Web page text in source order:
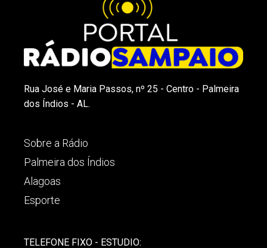
Rua José e Maria Passos, nº 25 - Centro - Palmeira
dos Índios - AL.
Sobre a Rádio
Palmeira dos Índios
Alagoas
Esporte
TELEFONE FIXO - ESTUDIO: